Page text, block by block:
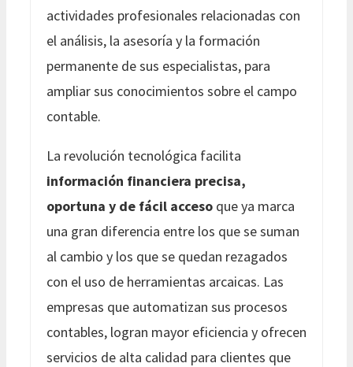
actividades profesionales relacionadas con
el análisis, la asesoría y la formación
permanente de sus especialistas, para
ampliar sus conocimientos sobre el campo
contable.
La revolución tecnológica facilita
información financiera precisa,
oportuna y de fácil acceso que ya marca
una gran diferencia entre los que se suman
al cambio y los que se quedan rezagados
con el uso de herramientas arcaicas. Las
empresas que automatizan sus procesos
contables, logran mayor eficiencia y ofrecen
servicios de alta calidad para clientes que